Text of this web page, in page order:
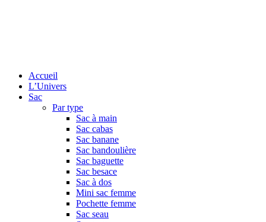
Accueil
L’Univers
Sac
Par type
Sac à main
Sac cabas
Sac banane
Sac bandoulière
Sac baguette
Sac besace
Sac à dos
Mini sac femme
Pochette femme
Sac seau